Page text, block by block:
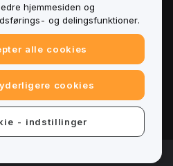
White Papers
hjemmesiden og
og delingsfunktioner.
alle cookies
cookies
- indstillinger